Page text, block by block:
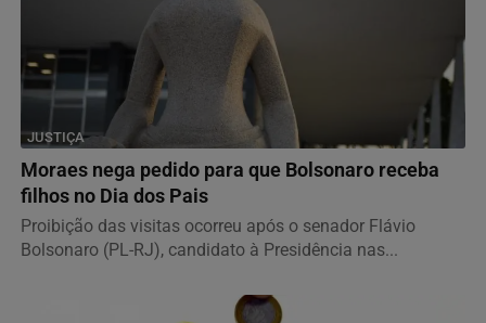
JUSTIÇA
Moraes nega pedido para que Bolsonaro receba
filhos no Dia dos Pais
Proibição das visitas ocorreu após o senador Flávio
Bolsonaro (PL-RJ), candidato à Presidência nas...